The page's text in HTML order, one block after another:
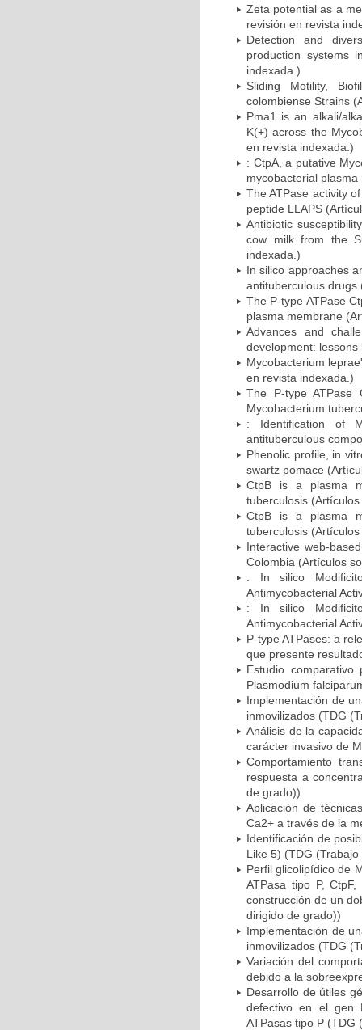
Zeta potential as a
revisión en revista
Detection and
production systems
indexada.)
Sliding Motility,
colombiense Strains
Pma1 is an alkali/
K(+) across the
en revista indexada.)
: CtpA, a putative
mycobacterial
The ATPase activity
peptide LLAPS
Antibiotic
cow milk from the
indexada.)
In silico approaches
antituberculous drugs
The P-type ATPase
plasma membrane
Advances and
development:
Mycobacterium
en revista indexada.)
The P-type ATPase
Mycobacterium
: Identification of
antituberculous
Phenolic profile, in
swartz pomace
CtpB is a plasma
tuberculosis
CtpB is a plasma
tuberculosis
Interactive web-
Colombia (Artículos
: In silico
Antimycobacterial
: In silico
Antimycobacterial
P-type ATPases: a
que presente
Estudio
Plasmodium
Implementación de
inmovilizados (TDG
Análisis de la
carácter invasivo de
Comportamiento
respuesta a
de grado))
Aplicación de
Ca2+ a través de la
Identificación de
Like 5) (TDG
Perfil glicolipídico de
ATPasa tipo P,
construcción de un
dirigido de grado))
Implementación de
inmovilizados (TDG
Variación del
debido a la
Desarrollo de útiles
defectivo en el gen
ATPasas tipo P (TDG